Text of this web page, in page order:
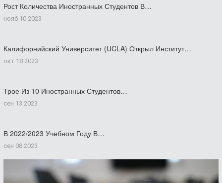
Рост Количества Иностранных Студентов В…
нояб 10 2023
Калифорнийский Университет (UCLA) Открыл Институт…
окт 18 2023
Трое Из 10 Иностранных Студентов…
сен 13 2023
В 2022/2023 Учебном Году В…
сен 08 2023